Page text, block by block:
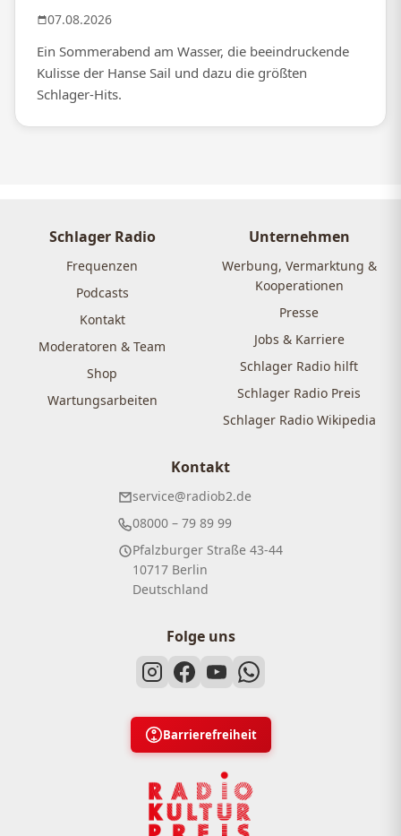
07.08.2026
Ein Sommerabend am Wasser, die beeindruckende
Kulisse der Hanse Sail und dazu die größten
Schlager-Hits.
Schlager Radio
Frequenzen
Podcasts
Kontakt
Moderatoren & Team
Shop
Wartungsarbeiten
Unternehmen
Werbung, Vermarktung &
Kooperationen
Presse
Jobs & Karriere
Schlager Radio hilft
Schlager Radio Preis
Schlager Radio Wikipedia
Kontakt
service@radiob2.de
08000 – 79 89 99
Pfalzburger Straße 43-44
10717 Berlin
Deutschland
Folge uns
Barrierefreiheit